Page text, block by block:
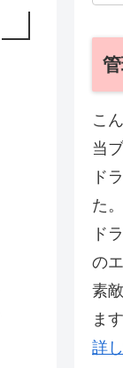
こ
当
ド
た。
ド
の
素
ま
詳